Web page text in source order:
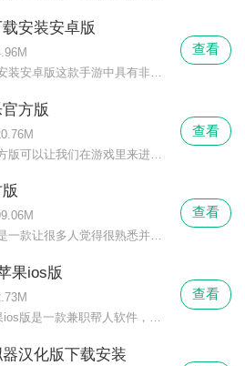
安装安卓版
云端问仙下载安装安卓版这款手游中具有非常罕见的宝物的获取玩法，在这款游戏，玩家们可以获取 多种宝物，像是玄灵之宝，像是通天之宝，像是玄天之宝。
查看
方版
开心消消乐官方版可以让我们在游戏里来进行简单的消除游戏，这里的游戏玩法非常的简单，我们只要在每一个关卡里来移动可爱的动物头像即可，只要数量达到要求就能够把它们给消除掉，而且相同的头像越多的话，消除的数量也会越多，不同的数量被消除的时候还会触发不同的效果。
查看
三国杀官方版是一款让很多人觉得很熟悉并且有些怀念的手机卡牌类游戏，我们在这里来玩游戏的时候分配到的身份是随机的，每一个身份的任务都是不同的，我们在拿到身份的时候也要不断的来分析场上的局势，通过攻击和自己的判断来知道谁和自己是属于同一个阵营的，如果是敌人的话就要想办法来解决掉对方。
查看
果ios版
众人帮app苹果ios版是一款兼职帮人软件，在这里你可以用手机轻松赚点小钱，有丰富的任务类型，你可以在这里通过各种人物赚钱，像是填写调查问卷，或是关注微信公众号，试用各种微信小程序，众人帮app苹果ios版你还能随时试玩各种游戏来赚钱，让你边玩边赚钱。
查看
汉化版下载安装